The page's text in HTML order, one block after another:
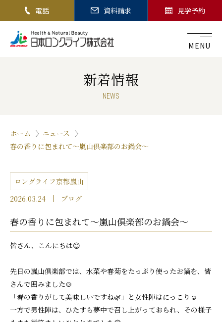
電話 資料請求 見学予約
MENU
新着情報
NEWS
ホーム
ニュース
春の香りに包まれて〜嵐山倶楽部のお鍋会〜
ロングライフ京都嵐山
2026.03.24
ブログ
春の香りに包まれて〜嵐山倶楽部のお鍋会〜
皆さん、こんにちは😊
先日の嵐山倶楽部では、水菜や春菊をたっぷり使ったお鍋を、皆
さんで囲みました🍲
「春の香りがして美味しいですね🌿」と女性陣はにっこり☺️
一方で男性陣は、ひたすら夢中で召し上がっておられ、その様子